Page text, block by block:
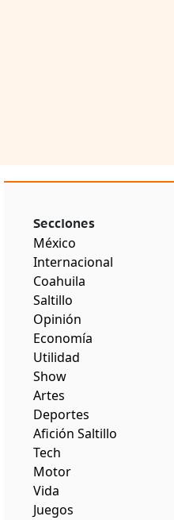
Secciones
México
Internacional
Coahuila
Saltillo
Opinión
Economía
Utilidad
Show
Artes
Deportes
Afición Saltillo
Tech
Motor
Vida
Juegos